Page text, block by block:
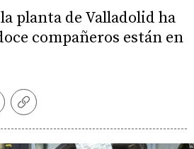
planta de Valladolid ha
compañeros están en
Copiar